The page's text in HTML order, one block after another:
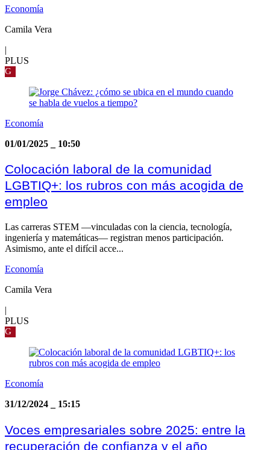
Economía
Camila Vera
|
PLUS
G
Economía
01/01/2025
10:50
Colocación laboral de la comunidad
LGBTIQ+: los rubros con más acogida de
empleo
Las carreras STEM —vinculadas con la ciencia, tecnología,
ingeniería y matemáticas— registran menos participación.
Asimismo, ante el difícil acce...
Economía
Camila Vera
|
PLUS
G
Economía
31/12/2024
15:15
Voces empresariales sobre 2025: entre la
recuperación de confianza y el año